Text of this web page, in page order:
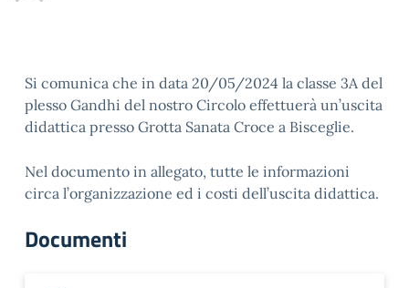
Si comunica che in data 20/05/2024 la classe 3A del
plesso Gandhi del nostro Circolo effettuerà un’uscita
didattica presso Grotta Sanata Croce a Bisceglie.
Nel documento in allegato, tutte le informazioni
circa l’organizzazione ed i costi dell’uscita didattica.
Documenti